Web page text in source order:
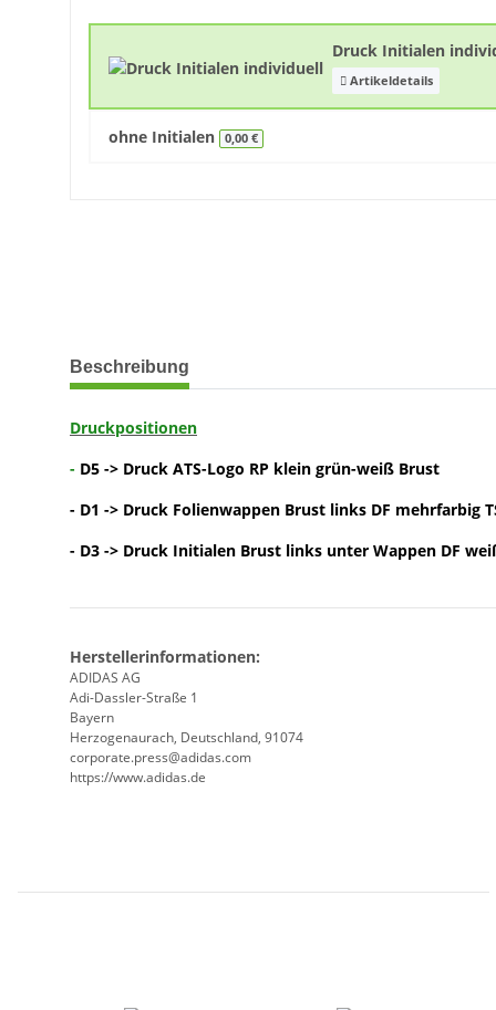
Druck Initialen
Artikeldetails
ohne Initialen 0,00 €
weitere Registerkarten anzeigen
Beschreibung
Druckpositionen
- D5 -> Druck ATS-Logo RP klein grün-weiß Brust
- D1 -> Druck Folienwappen Brust links DF mehrfarbig
- D3 -> Druck Initialen Brust links unter Wappen DF
Herstellerinformationen:
ADIDAS AG
Adi-Dassler-Straße 1
Bayern
Herzogenaurach, Deutschland, 91074
corporate.press@adidas.com
https://www.adidas.de